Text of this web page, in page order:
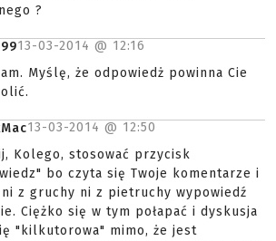
?
13-03-2014 @ 12:16
Myślę, że odpowiedż powinna Cie
13-03-2014 @ 12:50
Kolego, stosować przycisk
bo czyta się Twoje komentarze i
z gruchy ni z pietruchy wypowiedź
Ciężko się w tym połapać i dyskusja
"kilkutorowa" mimo, że jest